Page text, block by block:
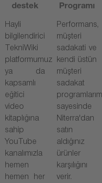
destek
Hayli
bilgilendirici
TekniWiki
platformumuz
ya da
kapsamlı
eğitici
video
kitaplığına
sahip
YouTube
kanalımızla
hemen
hemen her
Programı
Performans,
müşteri
sadakati ve
kendi üstün
müşteri
sadakat
sayesinde
Niterra'dan
satın
aldığınız
ürünler
karşılığını
verir.